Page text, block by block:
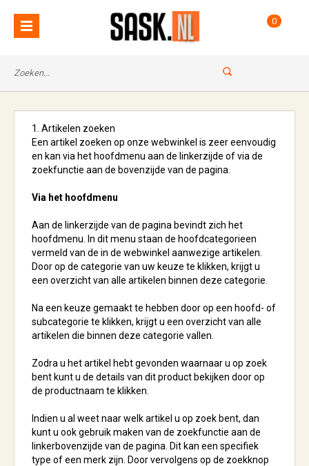
0
1. Artikelen zoeken
Een artikel zoeken op onze webwinkel is zeer eenvoudig
en kan via het hoofdmenu aan de linkerzijde of via de
zoekfunctie aan de bovenzijde van de pagina.
Via het hoofdmenu
Aan de linkerzijde van de pagina bevindt zich het
hoofdmenu. In dit menu staan de hoofdcategorieen
vermeld van de in de webwinkel aanwezige artikelen.
Door op de categorie van uw keuze te klikken, krijgt u
een overzicht van alle artikelen binnen deze categorie.
Na een keuze gemaakt te hebben door op een hoofd- of
subcategorie te klikken, krijgt u een overzicht van alle
artikelen die binnen deze categorie vallen.
Zodra u het artikel hebt gevonden waarnaar u op zoek
bent kunt u de details van dit product bekijken door op
de productnaam te klikken.
Indien u al weet naar welk artikel u op zoek bent, dan
kunt u ook gebruik maken van de zoekfunctie aan de
linkerbovenzijde van de pagina. Dit kan een specifiek
type of een merk zijn. Door vervolgens op de zoekknop